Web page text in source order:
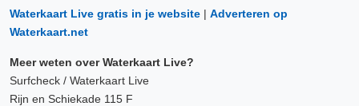
Waterkaart Live gratis in je website | Adverteren op
Waterkaart.net
Meer weten over Waterkaart Live?
Surfcheck / Waterkaart Live
Rijn en Schiekade 115 F